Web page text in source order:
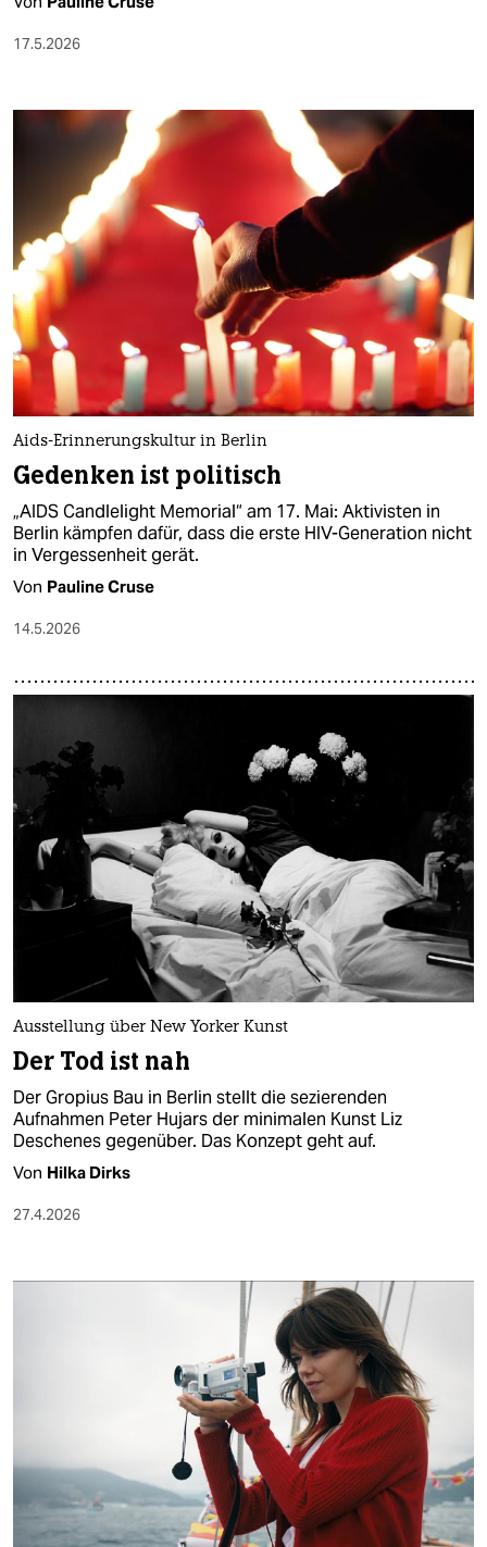
17.5.2026
Aids-Erinnerungskultur in Berlin
Gedenken ist politisch
„AIDS Candlelight Memorial“ am 17. Mai: Aktivisten in
Berlin kämpfen dafür, dass die erste HIV-Generation nicht
in Vergessenheit gerät.
Von Pauline Cruse
14.5.2026
Ausstellung über New Yorker Kunst
Der Tod ist nah
Der Gropius Bau in Berlin stellt die sezierenden
Aufnahmen Peter Hujars der minimalen Kunst Liz
Deschenes gegenüber. Das Konzept geht auf.
Von Hilka Dirks
27.4.2026